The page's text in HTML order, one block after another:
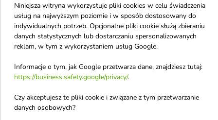
AllNutrition Redox
Water Out 120
kapsułek
27,08 £
AllNutrition Redox
Extreme 2.0 90
kapsułek
30,38 £
Niniejsza witryna wykorzystuje pliki cookies w celu świadczenia
usług na najwyższym poziomie i w sposób dostosowany do
indywidualnych potrzeb. Opcjonalne pliki cookie służą zbieraniu
danych statystycznych lub dostarczaniu spersonalizowanych
reklam, w tym z wykorzystaniem usług Google.
Informacje o tym, jak Google przetwarza dane, znajdziesz tutaj:
https://business.safety.google/privacy/.
Czy akceptujesz te pliki cookie i związane z tym przetwarzanie
danych osobowych?